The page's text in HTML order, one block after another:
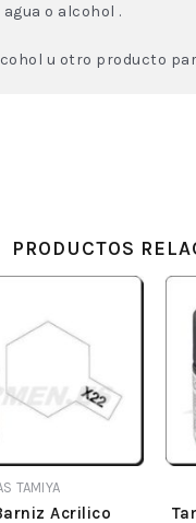
o alcohol .
u otro producto
PRODUCTOS
TAMIYA
Acrilico